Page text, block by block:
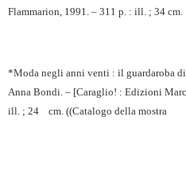
Flammarion, 1991. – 311 p. : ill. ; 34 cm.
*Moda negli anni venti : il guardaroba di
Anna Bondi. – [Caraglio! : Edizioni
ill. ; 24
cm. ((Catalogo della mostra